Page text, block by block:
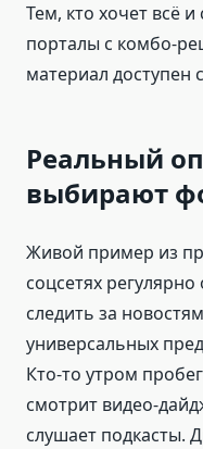
Тем, кто хочет всё и
порталы с комбо-
материал доступен
Реальный
выбирают
Живой пример из
соцсетях
следить за
универсальных
Кто-то утром
смотрит видео-
слушает подкасты.